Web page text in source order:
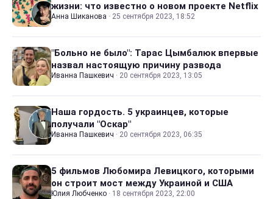
жизни: что известно о новом проекте Netflix
Анна Шиканова · 25 сентября 2023, 18:52
"Больно не было": Тарас Цымбалюк впервые
назвал настоящую причину развода
Иванна Пашкевич · 20 сентября 2023, 13:05
Наша гордость. 5 украинцев, которые
получали "Оскар"
Иванна Пашкевич · 20 сентября 2023, 06:35
5 фильмов Любомира Левицкого, которыми
он строит мост между Украиной и США
Юлия Любченко · 18 сентября 2023, 22:00